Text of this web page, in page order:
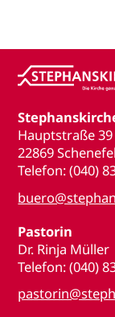
Hauptstraße 39
22869
Telefon: (040)
Pastorin
Dr. Rinja Müller
Telefon: (040)